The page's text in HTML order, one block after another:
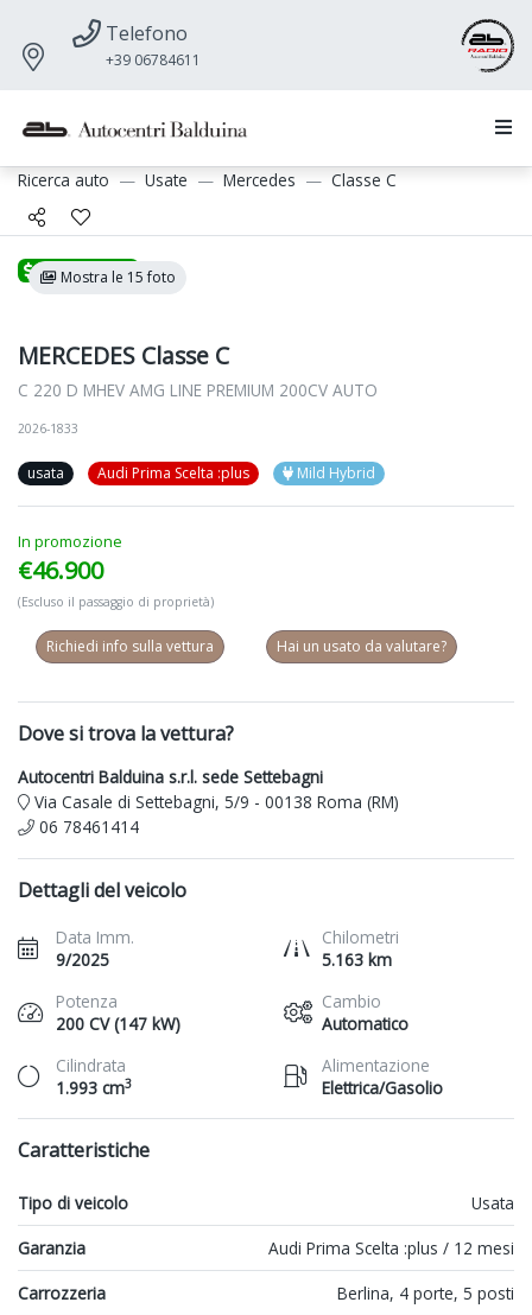
Telefono
+39 06784611
Ricerca auto Usate Mercedes Classe C
Promozione
Mostra le 15 foto
MERCEDES Classe C
C 220 D MHEV AMG LINE PREMIUM 200CV AUTO
2026-1833
usata Audi Prima Scelta :plus Mild Hybrid
In promozione
€46.900
(Escluso il passaggio di proprietà)
Richiedi info sulla vettura Hai un usato da valutare?
Dove si trova la vettura?
Autocentri Balduina s.r.l. sede Settebagni
Via Casale di Settebagni, 5/9 - 00138 Roma (RM)
06 78461414
Dettagli del veicolo
Data Imm.
9/2025
Chilometri
5.163 km
Potenza
200 CV (147 kW)
Cambio
Automatico
Cilindrata
1.993 cm3
Alimentazione
Elettrica/Gasolio
Caratteristiche
Tipo di veicolo
Usata
Garanzia
Audi Prima Scelta :plus / 12 mesi
Carrozzeria
Berlina, 4 porte, 5 posti